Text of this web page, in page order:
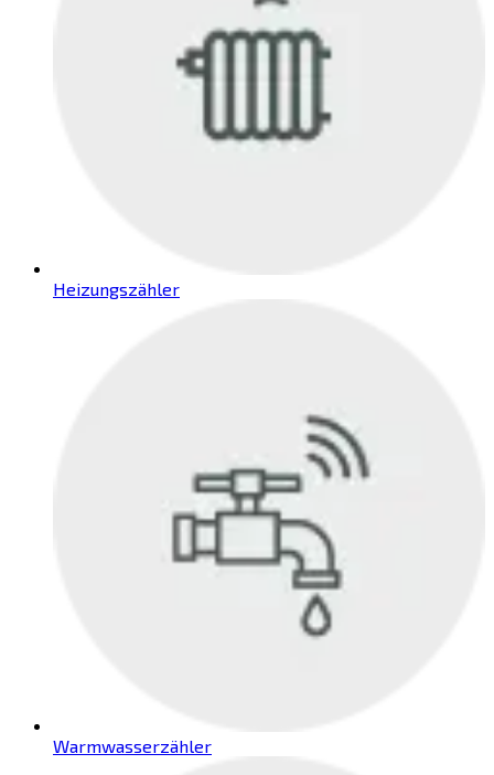
Heizungszähler
Warmwasserzähler